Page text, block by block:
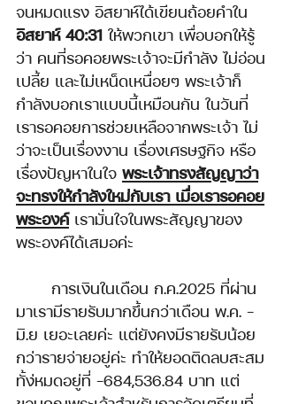
จนหมดแรง อิสยาห์ได้เขียนถ้อยคำใน
อิสยาห์ 40:31 ให้พวกเขา เพื่อบอกให้รู้
ว่า คนที่รอคอยพระเจ้าจะมีกำลัง ไม่อ่อน
เปลี้ย และไม่เหน็ดเหนื่อยๆ พระเจ้าก็
กำลังบอกเราแบบนี้เหมือนกัน ในวันที่
เรารอคอยการช่วยเหลือจากพระเจ้า ไม่
ว่าจะเป็นเรื่องงาน เรื่องเศรษฐกิจ หรือ
เรื่องปัญหาในใจ พระเจ้าทรงสัญญาว่า
จะทรงให้กำลังใหม่กับเรา เมื่อเรารอคอย
พระองค์ เรามั่นใจในพระสัญญาของ
พระองค์ได้เสมอค่ะ
มาเรามีรายรับมากขึ้นกว่าเดือน พ.ค. –
มิ.ย เยอะเลยค่ะ แต่ยังคงมีรายรับน้อย
กว่ารายจ่ายอยู่ค่ะ ทำให้ยอดติดลบสะสม
ทั้ง่หมดอยู่ที่ -684,536.84 บาท แต่